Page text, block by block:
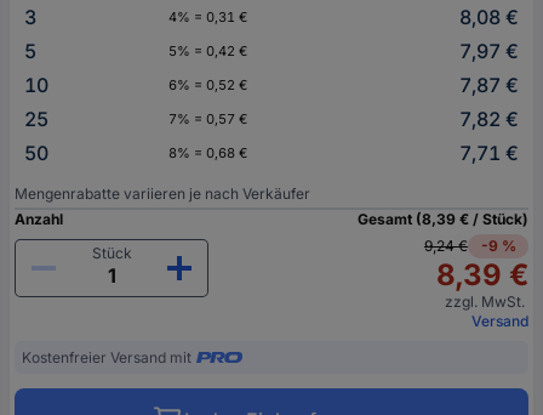
3
4% = 0,31 €
8,08 €
5
5% = 0,42 €
7,97 €
10
6% = 0,52 €
7,87 €
25
7% = 0,57 €
7,82 €
50
8% = 0,68 € 7,71 €
Mengenrabatte variieren je nach Verkäufer
Anzahl
Stück
Gesamt (8,39 € / Stück)
9,24 €
-9 %
8,39 €
zzgl. MwSt.
Versand
Kostenfreier Versand mit